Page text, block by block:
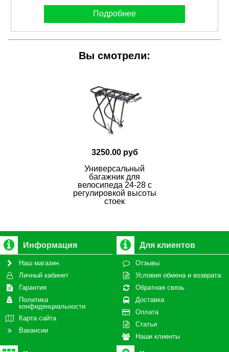
Подробнее
Вы смотрели:
3250.00 руб
Универсальный
багажник для
велосипеда 24-28 с
регулировкой высоты
стоек
Информация
Наш магазин
Личный кабинет
Гарантия
Политика
конфиденциальности
Карта сайта
Вакансии
Для клиентов
Отзывы
Условия обмена и возврата
Обратная связь
Доставка
Оплата
Статьи
Наши клиенты